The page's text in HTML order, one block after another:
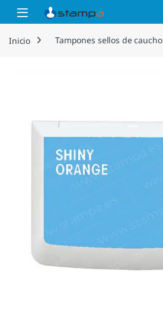
Saltar a la navegación
Saltar al contenido
Open
Inicio Tampones sellos de caucho